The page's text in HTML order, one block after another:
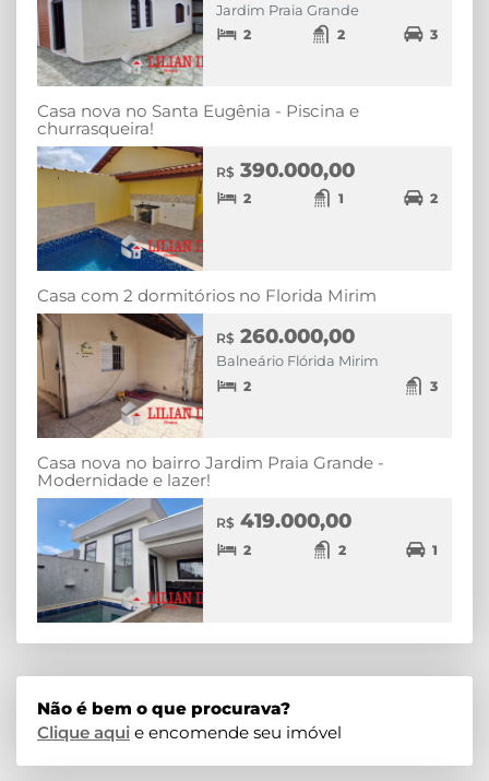
Jardim Praia Grande
2 2 3
Casa nova no Santa Eugênia - Piscina e
churrasqueira!
R$ 390.000,00
2 1 2
Casa com 2 dormitórios no Florida Mirim
R$ 260.000,00
Balneário Flórida Mirim
2 3
Casa nova no bairro Jardim Praia Grande -
Modernidade e lazer!
R$ 419.000,00
2 2 1
Não é bem o que procurava?
Clique aqui e encomende seu imóvel